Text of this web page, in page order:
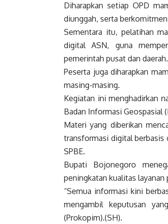
Diharapkan setiap OPD
diunggah, serta
Sementara itu, pelatihan
digital ASN, guna
pemerintah pusat dan daerah.
Peserta juga diharapkan
masing-masing.
Kegiatan ini menghadirkan
Badan Informasi Geospasial
Materi yang diberikan
transformasi digital berbasis
SPBE.
Bupati Bojonegoro
peningkatan kualitas layanan
“Semua informasi kini
mengambil keputusan
(Prokopim).(SH).